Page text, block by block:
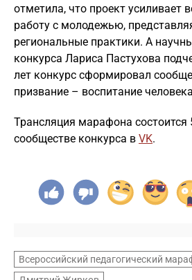
отметила, что проект усиливает
работу с молодежью,
региональные практики. А
конкурса Лариса Пастухова
лет конкурс сформировал
призвание – воспитание
Трансляция марафона состоится
сообществе конкурса в VK.
Всероссийский педагогический